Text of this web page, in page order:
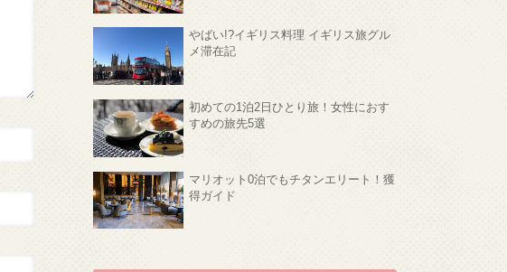
やばい!?イギリス料理 イギリス旅グル
メ滞在記
初めての1泊2日ひとり旅！女性におす
すめの旅先5選
マリオット0泊でもチタンエリート！獲
得ガイド